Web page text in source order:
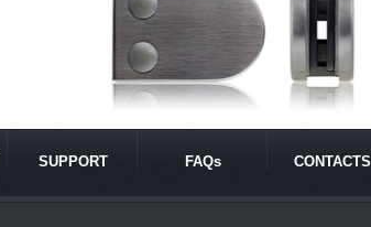
SUPPORT FAQs CONTACTS